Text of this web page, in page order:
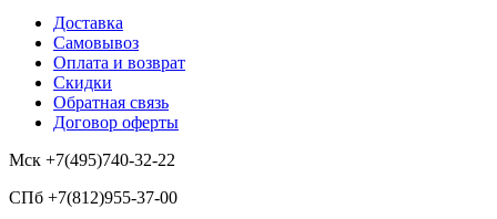
Доставка
Самовывоз
Оплата и возврат
Скидки
Обратная связь
Договор оферты
Мск +7(495)740-32-22
СПб +7(812)955-37-00